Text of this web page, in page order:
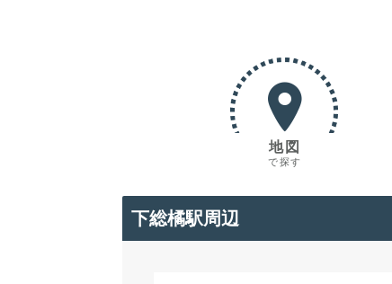
地図
で探す
下総橘駅周辺